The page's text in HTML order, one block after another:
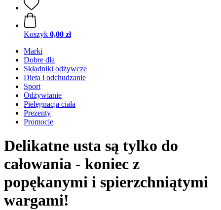
Koszyk 0,00 zł
Marki
Dobre dla
Składniki odżywcze
Dieta i odchudzanie
Sport
Odżywianie
Pielęgnacja ciała
Prezenty
Promocje
Delikatne usta są tylko do
całowania - koniec z
popękanymi i spierzchniątymi
wargami!